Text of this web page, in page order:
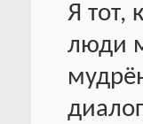
Я тот,
люди